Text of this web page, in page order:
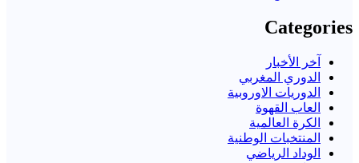
Categories
آخر الأخبار
الدوري المغربي
الدوريات الاوروبية
العاب القهوة
الكرة العالمية
المنتخبات الوطنية
الوداد الرياضي